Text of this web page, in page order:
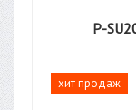
P-
хит продаж